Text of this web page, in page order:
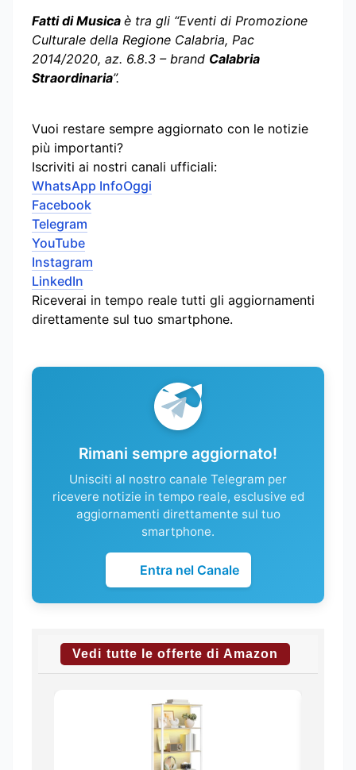
Fatti di Musica è tra gli “Eventi di Promozione
Culturale della Regione Calabria, Pac
2014/2020, az. 6.8.3 – brand Calabria
Straordinaria”.
Vuoi restare sempre aggiornato con le notizie
più importanti?
Iscriviti ai nostri canali ufficiali:
WhatsApp InfoOggi
Facebook
Telegram
YouTube
Instagram
LinkedIn
Riceverai in tempo reale tutti gli aggiornamenti
direttamente sul tuo smartphone.
Rimani sempre aggiornato!
Unisciti al nostro canale Telegram per
ricevere notizie in tempo reale, esclusive ed
aggiornamenti direttamente sul tuo
smartphone.
Entra nel Canale